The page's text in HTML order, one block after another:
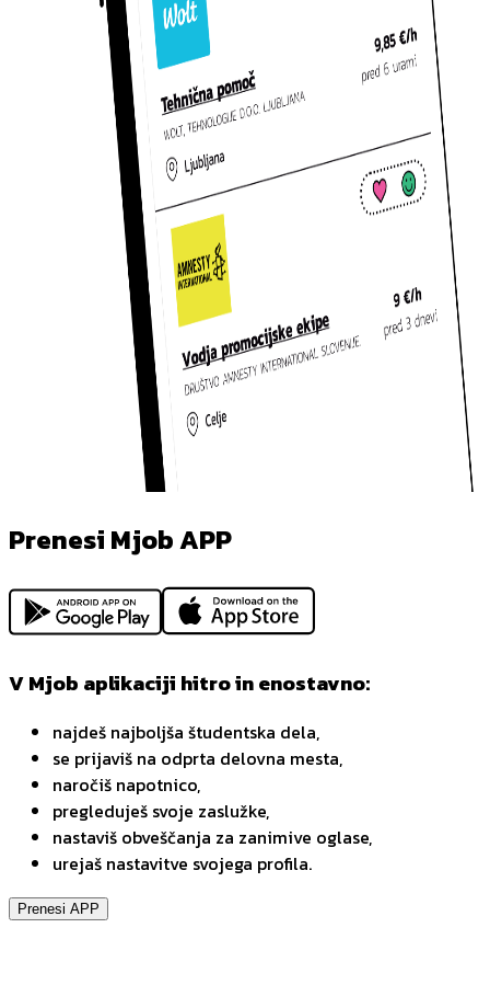
Prenesi Mjob APP
V Mjob aplikaciji hitro in enostavno:
najdeš najboljša študentska dela,
se prijaviš na odprta delovna mesta,
naročiš napotnico,
pregleduješ svoje zaslužke,
nastaviš obveščanja za zanimive oglase,
urejaš nastavitve svojega profila.
Prenesi APP